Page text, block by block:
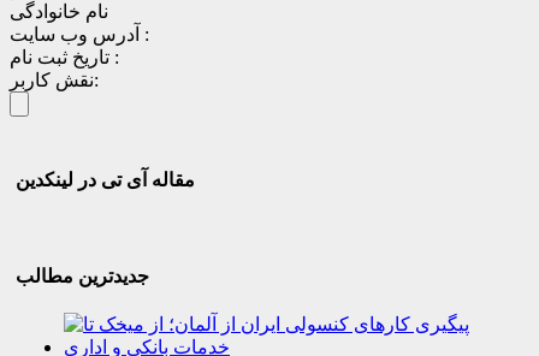
نام خانوادگی
آدرس وب سایت :
تاریخ ثبت نام :
نقش کاربر:
مقاله آی تی در لینکدین
جدیدترین مطالب